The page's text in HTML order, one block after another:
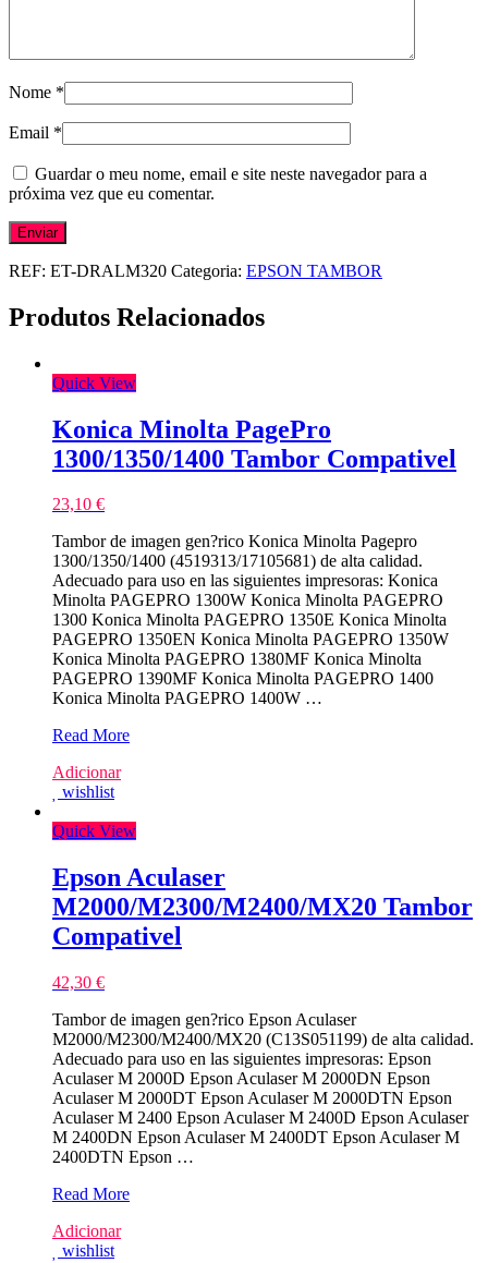
Nome *
Email *
Guardar o meu nome, email e site neste navegador para a
próxima vez que eu comentar.
REF: ET-DRALM320 Categoria: EPSON TAMBOR
Produtos Relacionados
Quick View
Konica Minolta PagePro
1300/1350/1400 Tambor Compativel
23,10 €
Tambor de imagen gen?rico Konica Minolta Pagepro
1300/1350/1400 (4519313/17105681) de alta calidad.
Adecuado para uso en las siguientes impresoras: Konica
Minolta PAGEPRO 1300W Konica Minolta PAGEPRO
1300 Konica Minolta PAGEPRO 1350E Konica Minolta
PAGEPRO 1350EN Konica Minolta PAGEPRO 1350W
Konica Minolta PAGEPRO 1380MF Konica Minolta
PAGEPRO 1390MF Konica Minolta PAGEPRO 1400
Konica Minolta PAGEPRO 1400W …
Konica
PagePro
1300/1350/1400
Compativel
Read More
Adicionar
wishlist
Quick View
Epson Aculaser
M2000/M2300/M2400/MX20 Tambor
Compativel
42,30 €
Tambor de imagen gen?rico Epson Aculaser
M2000/M2300/M2400/MX20 (C13S051199) de alta calidad.
Adecuado para uso en las siguientes impresoras: Epson
Aculaser M 2000D Epson Aculaser M 2000DN Epson
Aculaser M 2000DT Epson Aculaser M 2000DTN Epson
Aculaser M 2400 Epson Aculaser M 2400D Epson Aculaser
M 2400DN Epson Aculaser M 2400DT Epson Aculaser M
2400DTN Epson …
Epson
M2000/M2300/M2400/MX20
Tambor
Read More
Adicionar
wishlist